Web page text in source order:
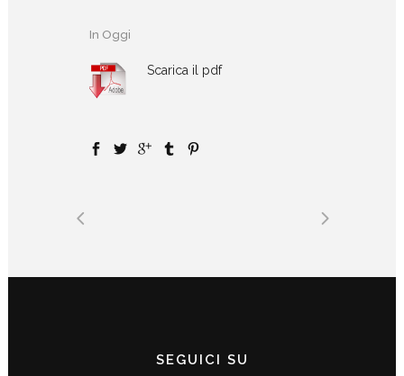
In Oggi
Scarica il pdf
SEGUICI SU